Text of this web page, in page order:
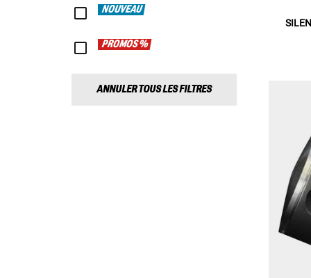
NOUVEAU
PROMOS %
ANNULER TOUS LES FILTRES